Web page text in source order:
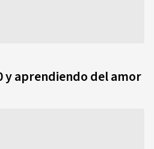
y aprendiendo del amor